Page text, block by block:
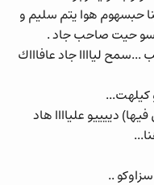
حبسهوم هوا يتم سليم و
حيت صاحب جاد .
لياااا جاد عافاااك
كيلهت...
دييييو علياااا هاد
..